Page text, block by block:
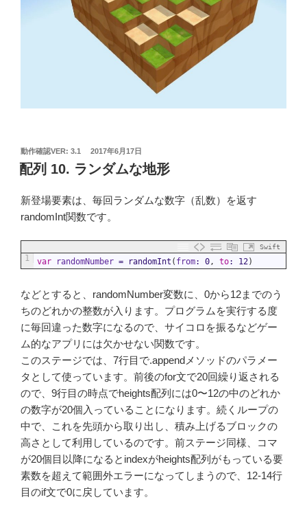
動作確認VER: 3.1
投
稿
日:
2017年6月17日
配列 10. ランダムな地形
新登場要素は、毎回ランダムな数字（乱数）を返す
randomInt関数です。
Swift
1 var randomNumber = randomInt ( from: 0, to: 12)
などとすると、randomNumber変数に、0から12までのう
ちのどれかの整数が入ります。プログラムを実行する度
に毎回違った数字になるので、サイコロを振るなどゲー
ム的なアプリには欠かせない関数です。
このステージでは、7行目で.appendメソッドのパラメー
タとして使っています。前後のfor文で20回繰り返される
ので、9行目の時点でheights配列には0〜12の中のどれか
の数字が20個入っていることになります。続くループの
中で、これを先頭から取り出し、積み上げるブロックの
高さとして利用しているのです。前ステージ同様、コマ
が20個目以降になるとindexがheights配列がもっている要
素数を超えて範囲外エラーになってしまうので、12-14行
目のif文で0に戻しています。